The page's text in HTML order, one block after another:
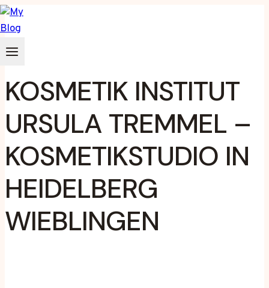
Zum
Inhalt
springen
KOSMETIK INSTITUT
URSULA TREMMEL –
KOSMETIKSTUDIO IN
HEIDELBERG
WIEBLINGEN